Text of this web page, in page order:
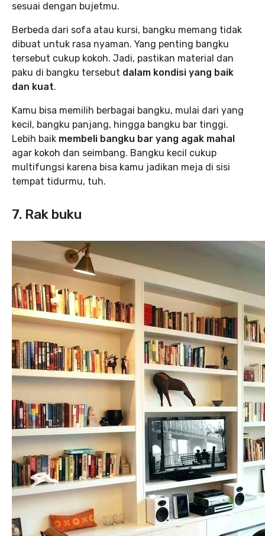
sesuai dengan bujetmu.
Berbeda dari sofa atau kursi, bangku memang tidak
dibuat untuk rasa nyaman. Yang penting bangku
tersebut cukup kokoh. Jadi, pastikan material dan
paku di bangku tersebut dalam kondisi yang baik
dan kuat.
Kamu bisa memilih berbagai bangku, mulai dari yang
kecil, bangku panjang, hingga bangku bar tinggi.
Lebih baik membeli bangku bar yang agak mahal
agar kokoh dan seimbang. Bangku kecil cukup
multifungsi karena bisa kamu jadikan meja di sisi
tempat tidurmu, tuh.
7. Rak buku